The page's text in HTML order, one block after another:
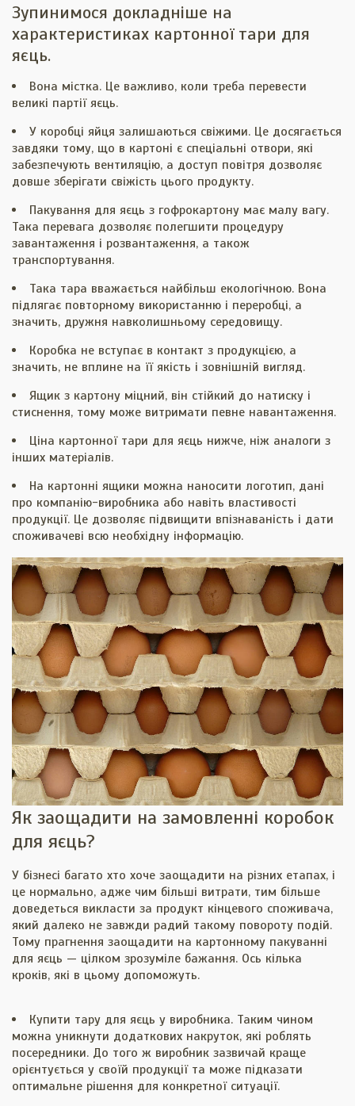
Зупинимося докладніше на
характеристиках картонної тари для
яєць.
Вона містка. Це важливо, коли треба перевести
великі партії яєць.
У коробці яйця залишаються свіжими. Це досягається
завдяки тому, що в картоні є спеціальні отвори, які
забезпечують вентиляцію, а доступ повітря дозволяє
довше зберігати свіжість цього продукту.
Пакування для яєць з гофрокартону має малу вагу.
Така перевага дозволяє полегшити процедуру
завантаження і розвантаження, а також
транспортування.
Така тара вважається найбільш екологічною. Вона
підлягає повторному використанню і переробці, а
значить, дружня навколишньому середовищу.
Коробка не вступає в контакт з продукцією, а
значить, не вплине на її якість і зовнішній вигляд.
Ящик з картону міцний, він стійкий до натиску і
стиснення, тому може витримати певне навантаження.
Ціна картонної тари для яєць нижче, ніж аналоги з
інших матеріалів.
На картонні ящики можна наносити логотип, дані
про компанію-виробника або навіть властивості
продукції. Це дозволяє підвищити впізнаваність і дати
споживачеві всю необхідну інформацію.
Як заощадити на замовленні коробок
для яєць?
У бізнесі багато хто хоче заощадити на різних етапах, і
це нормально, адже чим більші витрати, тим більше
доведеться викласти за продукт кінцевого споживача,
який далеко не завжди радий такому повороту подій.
Тому прагнення заощадити на картонному пакуванні
для яєць — цілком зрозуміле бажання. Ось кілька
кроків, які в цьому допоможуть.
Купити тару для яєць у виробника. Таким чином
можна уникнути додаткових накруток, які роблять
посередники. До того ж виробник зазвичай краще
орієнтується у своїй продукції та може підказати
оптимальне рішення для конкретної ситуації.